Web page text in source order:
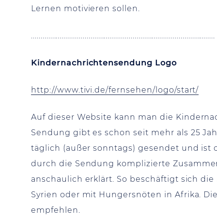
Lernen motivieren sollen.
................................................................................................
Kindernachrichtensendung Logo
http://www.tivi.de/fernsehen/logo/start/
Auf dieser Website kann man die
Sendung gibt es schon seit mehr als 25
täglich (außer sonntags) gesendet und ist
durch die Sendung komplizierte
anschaulich erklärt. So beschäftigt sich
Syrien oder mit Hungersnöten in Afrika.
empfehlen.